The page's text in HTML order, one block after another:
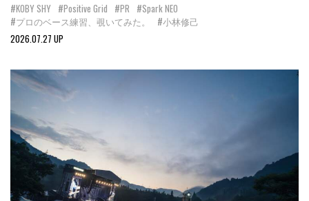
#KOBY SHY #Positive Grid #PR #Spark NEO
#プロのベース練習、覗いてみた。
#小林修己
2026.07.27 UP